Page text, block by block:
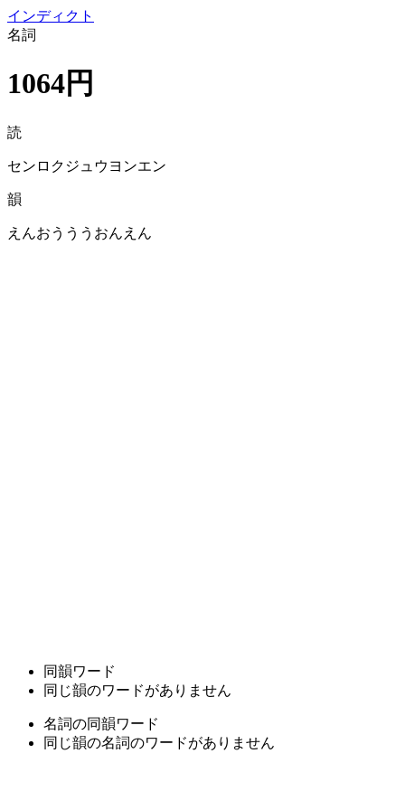
インディクト
名詞
1064円
読
センロクジュウヨンエン
韻
えんおうううおんえん
同韻ワード
同じ韻のワードがありません
名詞の同韻ワード
同じ韻の名詞のワードがありません